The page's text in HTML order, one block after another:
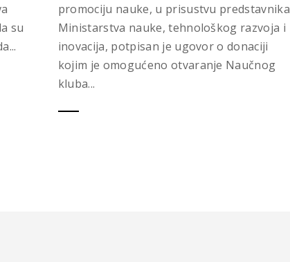
su
promociju nauke, u prisustvu predstavnika
Ministarstva nauke, tehnološkog razvoja i
inovacija, potpisan je ugovor o donaciji
kojim je omogućeno otvaranje Naučnog
kluba...